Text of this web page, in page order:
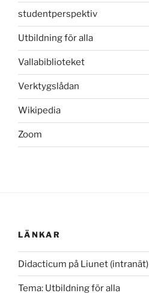
studentperspektiv
Utbildning för alla
Vallabiblioteket
Verktygslådan
Wikipedia
Zoom
LÄNKAR
Didacticum på Liunet (intranät)
Tema: Utbildning för alla